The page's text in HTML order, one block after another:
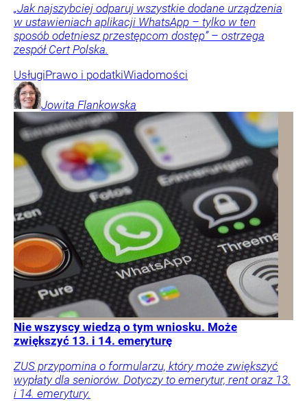
„Jak najszybciej odparuj wszystkie dodane urządzenia
w ustawieniach aplikacji WhatsApp – tylko w ten
sposób odetniesz przestępcom dostęp” – ostrzega
zespół Cert Polska.
UsługiPrawo i podatkiWiadomości
Jowita Flankowska
Nie wszyscy wiedzą o tym wniosku. Może
zwiększyć 13. i 14. emeryturę
ZUS przypomina o formularzu, który może zwiększyć
wypłaty dla seniorów. Dotyczy to emerytur, rent oraz 13.
i 14. emerytury.